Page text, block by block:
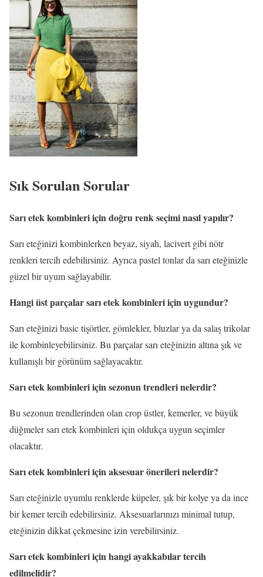
Sık Sorulan Sorular
Sarı etek kombinleri için doğru renk seçimi nasıl yapılır?
Sarı eteğinizi kombinlerken beyaz, siyah, lacivert gibi nötr
renkleri tercih edebilirsiniz. Ayrıca pastel tonlar da sarı eteğinizle
güzel bir uyum sağlayabilir.
Hangi üst parçalar sarı etek kombinleri için uygundur?
Sarı eteğinizi basic tişörtler, gömlekler, bluzlar ya da salaş trikolar
ile kombinleyebilirsiniz. Bu parçalar sarı eteğinizin altına şık ve
kullanışlı bir görünüm sağlayacaktır.
Sarı etek kombinleri için sezonun trendleri nelerdir?
Bu sezonun trendlerinden olan crop üstler, kemerler, ve büyük
düğmeler sarı etek kombinleri için oldukça uygun seçimler
olacaktır.
Sarı etek kombinleri için aksesuar önerileri nelerdir?
Sarı eteğinizle uyumlu renklerde küpeler, şık bir kolye ya da ince
bir kemer tercih edebilirsiniz. Aksesuarlarınızı minimal tutup,
eteğinizin dikkat çekmesine izin verebilirsiniz.
Sarı etek kombinleri için hangi ayakkabılar tercih
edilmelidir?